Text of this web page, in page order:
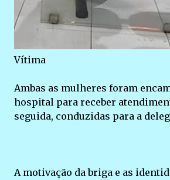
Vítima
Ambas as mulheres foram
hospital para receber
seguida, conduzidas para a
A motivação da briga e as